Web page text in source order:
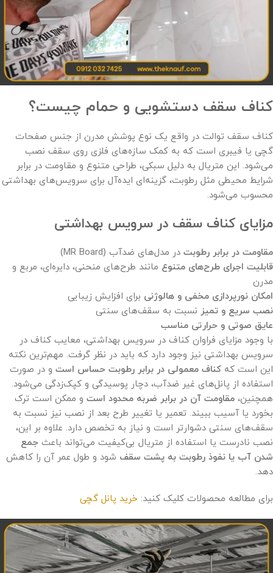
کناف سقف دستشویی و حمام چیست؟
کناف سقف توالت در واقع یک نوع پوشش مدرن از جنس صفحات
گچی یا فیبری است که به کمک سازه‌های فلزی روی سقف نصب
می‌شود. این متریال به دلیل سبکی، طراحی متنوع و مقاومت در برابر
شرایط محیطی مثل رطوبت، گزینه‌ای ایده‌آل برای سرویس‌های بهداشتی
محسوب می‌شود.
مزایای کناف سقف در سرویس بهداشتی
مقاومت در برابر رطوبت در مدل‌های ضدآب (MR Board)
قابلیت اجرای طرح‌های متنوع مانند طرح‌های منحنی، دایره‌ای، مربع و
مدرن
امکان نورپردازی مخفی و هالوژنی برای افزایش زیبایی
نصب سریع و تمیز نسبت به سقف‌های سنتی
عایق صوتی و حرارتی مناسب
با وجود مزایای فراوان کناف در سرویس بهداشتی، معایب کناف در
سرویس بهداشتی نیز وجود دارد که باید در نظر گرفت. مهم‌ترین نکته
این است که کناف معمولی در برابر رطوبت حساس است و در صورت
استفاده از پانل‌های غیر ضدآب، دچار پوسیدگی و کپک‌زدگی می‌شود.
همچنین، مقاومت آن در برابر ضربه محدود است و ممکن است ترک
بخورد یا آسیب ببیند. تعمیر یا تغییر طرح بعد از نصب نیز نسبت به
سقف‌های سنتی دشوارتر است و نیاز به تخصص دارد. علاوه بر این،
نصب نادرست یا استفاده از متریال بی‌کیفیت می‌تواند باعث جمع
شدن آب یا نفوذ رطوبت به پشت سقف شود و طول عمر آن را کاهش
دهد.
برای مطالعه محصولات کلیک کنید: خرید پانل گچی